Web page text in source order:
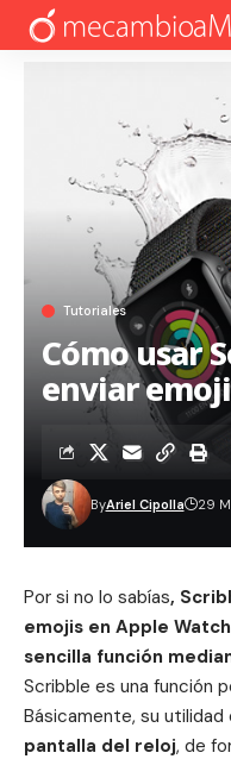
Tutoriales
Cómo usar
enviar
ByAriel Cipolla 29
Por si no lo sabías,
emojis en Apple
sencilla función
Scribble es una función
Básicamente, su utilidad
pantalla del reloj, de